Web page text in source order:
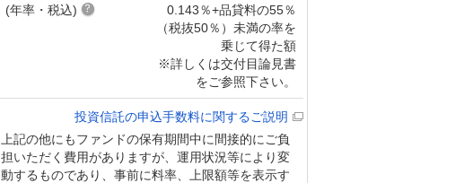
(年率・税込)
0.143％+品貸料の55％
（税抜50％）未満の率を
乗じて得た額
※詳しくは交付目論見書
をご参照下さい。
投資信託の申込手数料に関するご説明
上記の他にもファンドの保有期間中に間接的にご負
担いただく費用がありますが、運用状況等により変
動するものであり、事前に料率、上限額等を表示す